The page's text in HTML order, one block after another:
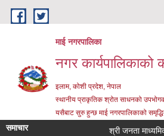
Skip to main content
माई नगरपालिका
नगर कार्यपालिकाको
इलाम, कोशी प्रदेश, नेपाल
स्थानीय प्राकृतिक श्रोत साधनको
यसैबाट सुरु हुन्छ माई नगरपालिकाको
समाचार श्री जनता माध्यमिक